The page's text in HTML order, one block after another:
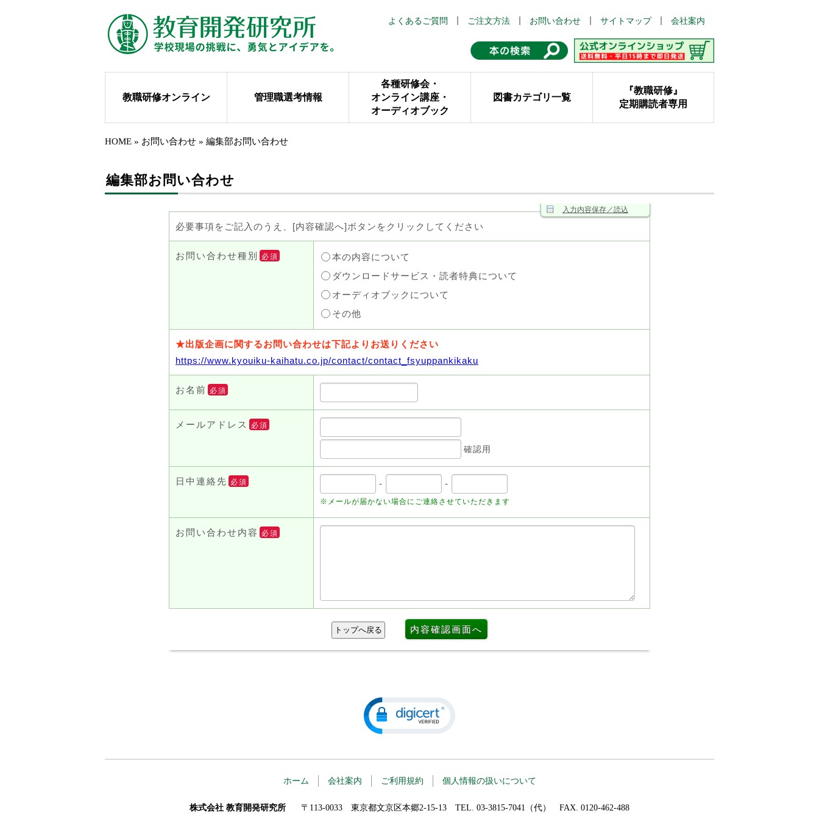
よくあるご質問 ご注文方法 お問い合わせ サイトマップ 会社案内
教職研修オンライン 管理職選考情報
各種研修会・
オンライン講座・
オーディオブック
図書カテゴリ一覧
『教職研修』
定期購読者専用
HOME » お問い合わせ » 編集部お問い合わせ
編集部お問い合わせ
ホーム 会社案内 ご利用規約 個人情報の扱いについて
株式会社 教育開発研究所 〒113-0033 東京都文京区本郷2-15-13 TEL. 03-3815-7041（代） FAX. 0120-462-488